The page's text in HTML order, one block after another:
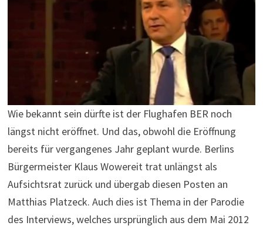
Wie bekannt sein dürfte ist der Flughafen BER noch
längst nicht eröffnet. Und das, obwohl die Eröffnung
bereits für vergangenes Jahr geplant wurde. Berlins
Bürgermeister Klaus Wowereit trat unlängst als
Aufsichtsrat zurück und übergab diesen Posten an
Matthias Platzeck. Auch dies ist Thema in der Parodie
des Interviews, welches ursprünglich aus dem Mai 2012